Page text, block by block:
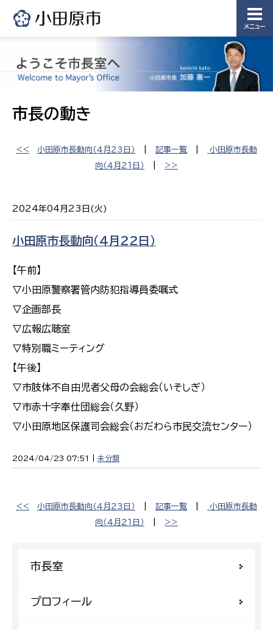
メニュー
市長の動き
<< 小田原市長動向（４月２３日） 記事一覧
小田原市長動
向（４月２１日）
>>
2024年04月23日(火)
小田原市長動向（４月２２日）
【午前】
▽小田原警察署管内防犯指導員委嘱式
▽企画部長
▽広報広聴室
▽特別職ミーティング
【午後】
▽市肢体不自由児者父母の会総会（いそしぎ）
▽市赤十字奉仕団総会（久野）
▽小田原地区保護司会総会（おだわら市民交流センター）
2024/04/23 07:51 | 未分類
<< 小田原市長動向（４月２３日） 記事一覧
小田原市長動
向（４月２１日）
>>
市長室
プロフィール